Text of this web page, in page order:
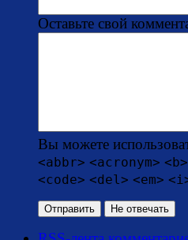
Оставьте свой
Вы можете
<abbr> <acronym> <b>
<code> <del> <em>